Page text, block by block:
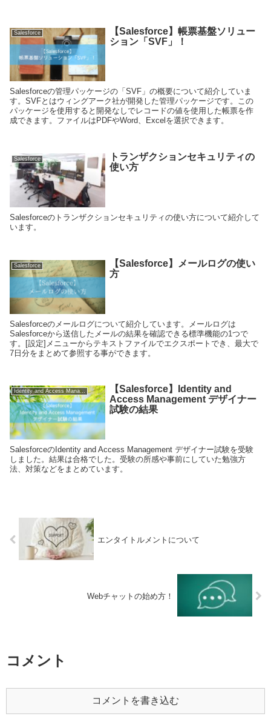
Salesforce
【Salesforce】帳票基盤ソリュー
ション「SVF」！
Salesforceの管理パッケージの「SVF」の概要について紹介していま
す。SVFとはウィングアーク社が開発した管理パッケージです。この
パッケージを使用すると開発なしでレコードの値を使用した帳票を作
成できます。ファイルはPDFやWord、Excelを選択できます。
Salesforce
トランザクションセキュリティの
使い方
Salesforceのトランザクションセキュリティの使い方について紹介して
います。
Salesforce
【Salesforce】メールログの使い
方
Salesforceのメールログについて紹介しています。メールログは
Salesforceから送信したメールの結果を確認できる標準機能の1つで
す。[設定]メニューからテキストファイルでエクスポートでき、最大で
7日分をまとめて参照する事ができます。
Identity and Access Management デザイナー
【Salesforce】Identity and
Access Management デザイナー
試験の結果
SalesforceのIdentity and Access Management デザイナー試験を受験
しました。結果は合格でした。受験の所感や事前にしていた勉強方
法、対策などをまとめています。
エンタイトルメントについて
Webチャットの始め方！
コメント
コメントを書き込む